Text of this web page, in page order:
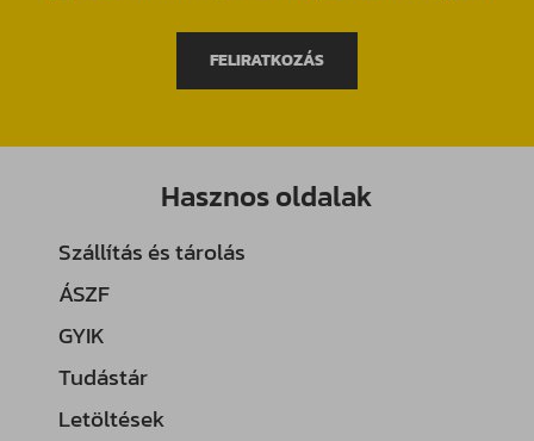
FELIRATKOZÁS
Hasznos oldalak
Szállítás és tárolás
ÁSZF
GYIK
Tudástár
Letöltések